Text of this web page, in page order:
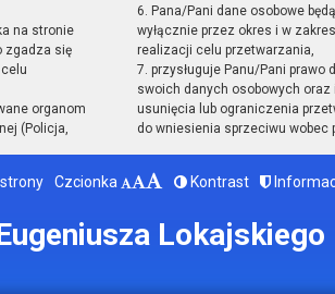
na stronie
zgadza się
organom
(Policja,
6. Pana/Pani dane osobowe
wyłącznie przez okres i w
realizacji celu przetwarzania,
7. przysługuje Panu/Pani prawo
swoich danych osobowych oraz
usunięcia lub ograniczenia
do wniesienia sprzeciwu wobec
Czcionka Kontrast
Lokajskiego